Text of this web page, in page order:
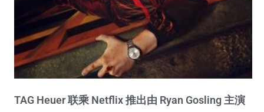
TAG Heuer 联乘 Netflix 推出由 Ryan Gosling 主演